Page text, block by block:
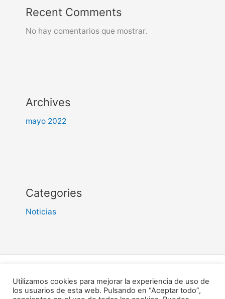
Recent Comments
No hay comentarios que mostrar.
Archives
mayo 2022
Categories
Noticias
Caudete
Utilizamos cookies para mejorar la experiencia de uso de
los usuarios de esta web. Pulsando en “Aceptar todo”,